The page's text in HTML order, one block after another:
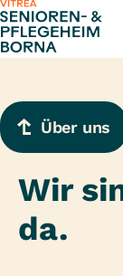
Zum Inhalt
Über uns
Wir
da.